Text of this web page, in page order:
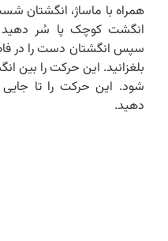
همراه با ماساژ، انگشتان
انگشت کوچک پا سُر دهید
سپس انگشتان دست را در
بلغزانید. این حرکت را بین
شود. این حرکت را تا جایی
دهید.